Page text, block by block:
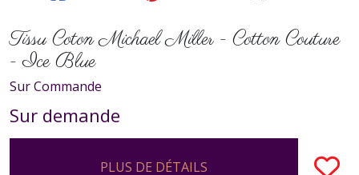
Tissu Coton Michael Miller - Cotton Couture
- Ice Blue
Sur Commande
Sur demande
PLUS DE DÉTAILS